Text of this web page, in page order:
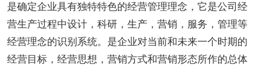
是确定企业具有独特特色的经营管理理念，它是公司经
营生产过程中设计，科研，生产，营销，服务，管理等
经营理念的识别系统。是企业对当前和未来一个时期的
经营目标，经营思想，营销方式和营销形态所作的总体